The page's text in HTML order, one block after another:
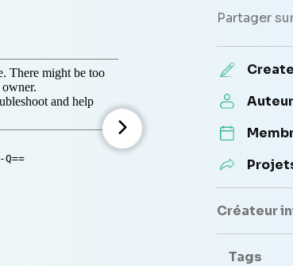
Partager
Créateur
Tags